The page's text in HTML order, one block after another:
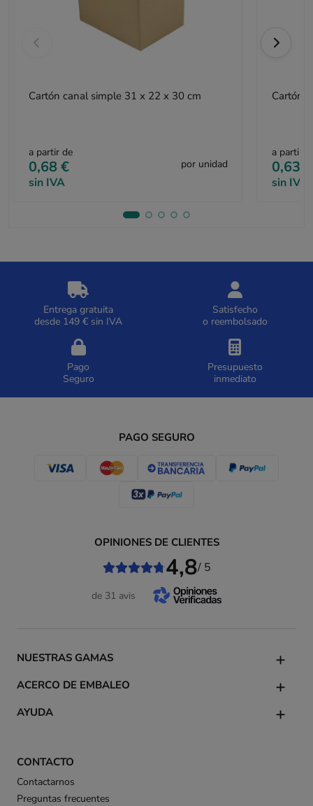
Cartón canal simple 31 x 22 x 30 cm
a partir de
0,68 €
sin IVA
por unidad
a partir
0,63 €
sin IVA
Entrega gratuita
desde 149 € sin IVA
Satisfecho
o reembolsado
Pago
Seguro
Presupuesto
inmediato
PAGO SEGURO
CONTACTO
Contactarnos
Preguntas frecuentes
NUESTRAS GAMAS
ACERCO DE EMBALEO
AYUDA
OPINIONES DE CLIENTES
4,8/ 5
de 31 avis